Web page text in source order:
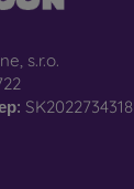
s.r.o.
SK2022734318